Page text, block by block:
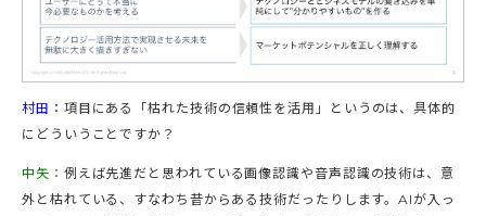
村田： 項目にある「枯れた技術の信頼性を活用」というのは、具体的
にどういうことですか？
中矢： 例えば先進だと思われている画像認識や音声認識の技術は、意
外と枯れている、すなわち昔からある技術だったりします。AIが入っ